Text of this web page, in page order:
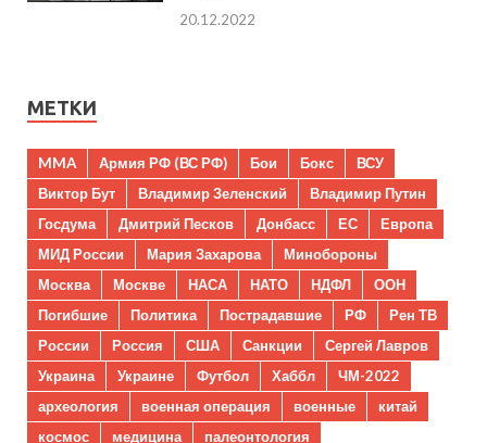
20.12.2022
МЕТКИ
MMA Армия РФ (ВС РФ) Бои Бокс
ВСУ
Виктор Бут
Владимир Зеленский
Владимир Путин
Госдума
Дмитрий Песков Донбасс ЕС
Европа
МИД России
Мария Захарова
Минобороны
Москва
Москве НАСА НАТО НДФЛ
ООН
Погибшие
Политика Пострадавшие РФ
Рен ТВ
России
Россия США Санкции
Сергей Лавров
Украина
Украине Футбол Хаббл
ЧМ-2022
археология
военная операция военные
китай
космос
медицина
палеонтология